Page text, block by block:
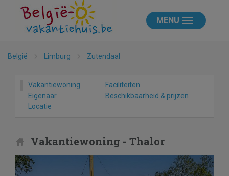
MENU
België Limburg Zutendaal
Vakantiewoning
Faciliteiten
Eigenaar
Beschikbaarheid & prijzen
Locatie
Vakantiewoning - Thalor